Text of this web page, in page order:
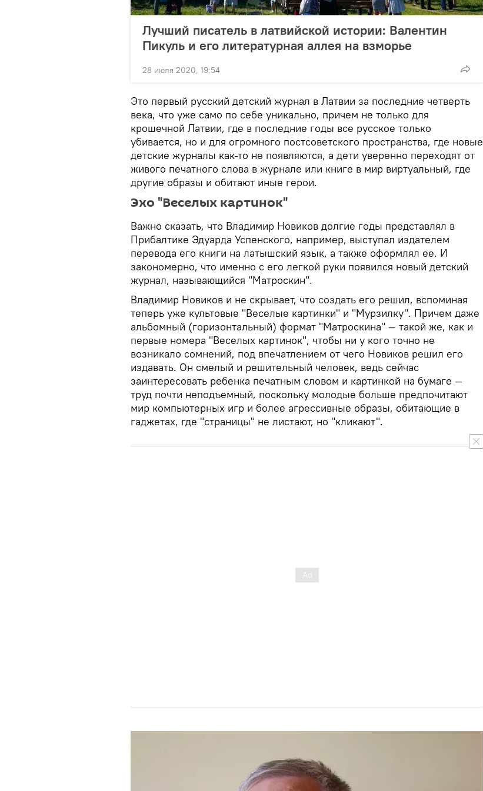
Лучший писатель в латвийской истории: Валентин
Пикуль и его литературная аллея на взморье
28 июля 2020, 19:54
Это первый русский детский журнал в Латвии за последние четверть
века, что уже само по себе уникально, причем не только для
крошечной Латвии, где в последние годы все русское только
убивается, но и для огромного постсоветского пространства, где новые
детские журналы как-то не появляются, а дети уверенно переходят от
живого печатного слова в журнале или книге в мир виртуальный, где
другие образы и обитают иные герои.
Эхо "Веселых картинок"
Важно сказать, что Владимир Новиков долгие годы представлял в
Прибалтике Эдуарда Успенского, например, выступал издателем
перевода его книги на латышский язык, а также оформлял ее. И
закономерно, что именно с его легкой руки появился новый детский
журнал, называющийся "Матроскин".
Владимир Новиков и не скрывает, что создать его решил, вспоминая
теперь уже культовые "Веселые картинки" и "Мурзилку". Причем даже
альбомный (горизонтальный) формат "Матроскина" — такой же, как и
первые номера "Веселых картинок", чтобы ни у кого точно не
возникало сомнений, под впечатлением от чего Новиков решил его
издавать. Он смелый и решительный человек, ведь сейчас
заинтересовать ребенка печатным словом и картинкой на бумаге —
труд почти неподъемный, поскольку молодые больше предпочитают
мир компьютерных игр и более агрессивные образы, обитающие в
гаджетах, где "страницы" не листают, но "кликают".